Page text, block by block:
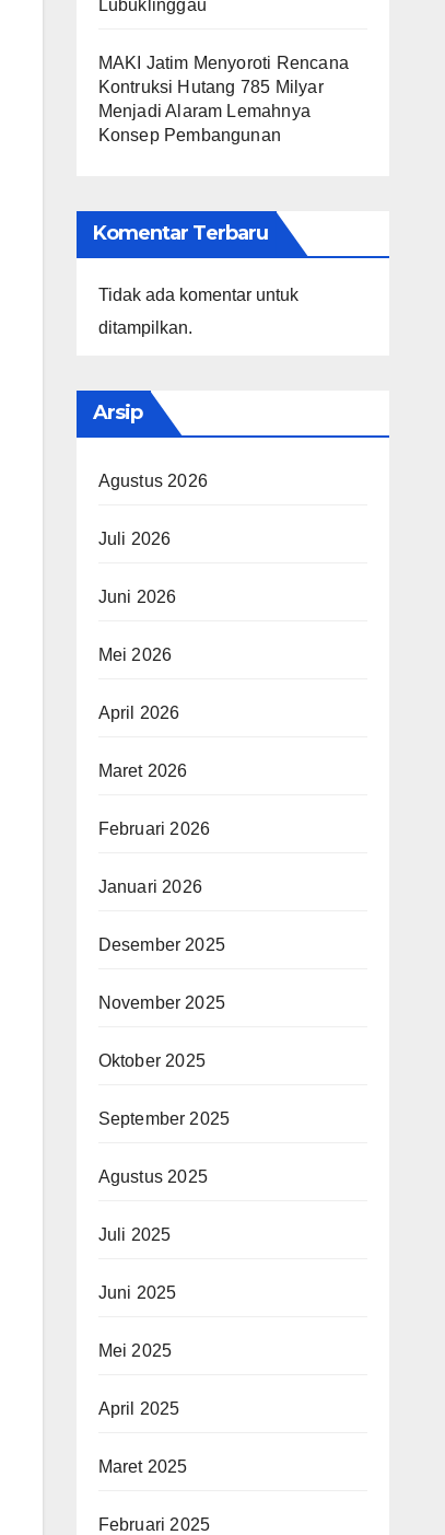
Lubuklinggau
MAKI Jatim Menyoroti Rencana
Kontruksi Hutang 785 Milyar
Menjadi Alaram Lemahnya
Konsep Pembangunan
Komentar Terbaru
Tidak ada komentar untuk
ditampilkan.
Arsip
Agustus 2026
Juli 2026
Juni 2026
Mei 2026
April 2026
Maret 2026
Februari 2026
Januari 2026
Desember 2025
November 2025
Oktober 2025
September 2025
Agustus 2025
Juli 2025
Juni 2025
Mei 2025
April 2025
Maret 2025
Februari 2025